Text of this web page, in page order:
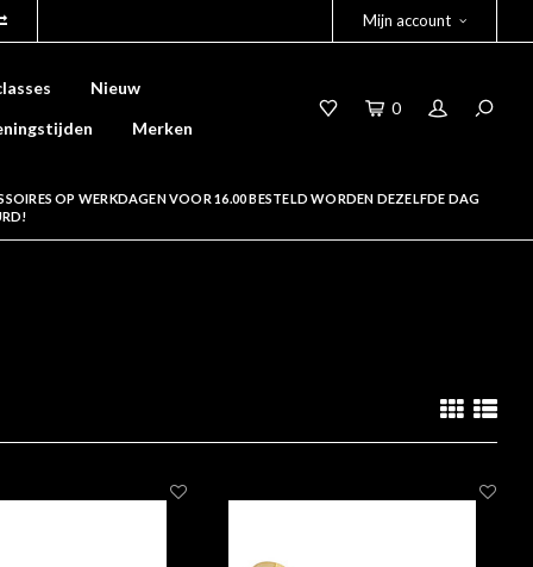
Mijn account
Nieuw
Merken
0
OP WERKDAGEN VOOR 16.00 BESTELD WORDEN DEZELFDE DAG